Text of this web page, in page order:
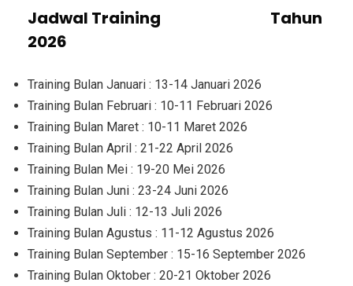
Jadwal Training
Tahun
2026
Training Bulan Januari : 13-14 Januari 2026
Training Bulan Februari : 10-11 Februari 2026
Training Bulan Maret : 10-11 Maret 2026
Training Bulan April : 21-22 April 2026
Training Bulan Mei : 19-20 Mei 2026
Training Bulan Juni : 23-24 Juni 2026
Training Bulan Juli : 12-13 Juli 2026
Training Bulan Agustus : 11-12 Agustus 2026
Training Bulan September : 15-16 September 2026
Training Bulan Oktober : 20-21 Oktober 2026